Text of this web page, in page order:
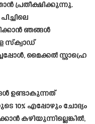
പ്രതീക്ഷിക്കുന്നു.
ഞങ്ങൾ
സ്ക്വാഡ്
മൈക്കൽ സ്റ്റാഹ്രെ
ഉണ്ടാകുന്നത്
10% എപ്പോഴും ചോദ്യം
കഴിയുന്നില്ലെങ്കിൽ,